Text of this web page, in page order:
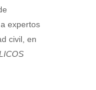
expertos
civil, en